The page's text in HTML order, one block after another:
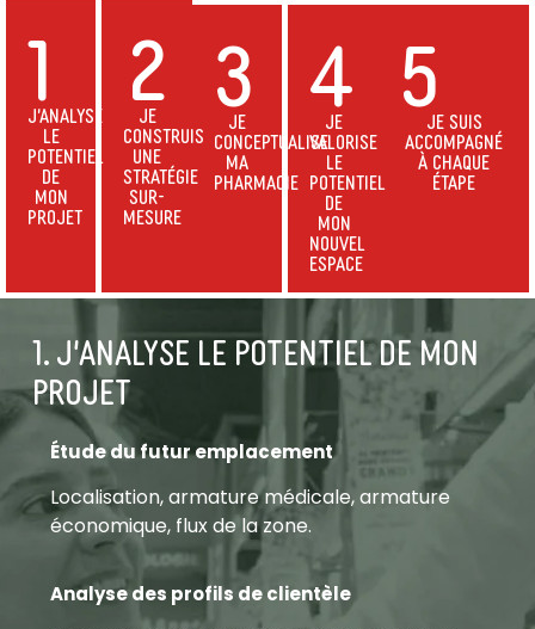
1
J'ANALYSE
LE
POTENTIEL
DE
MON
PROJET
2
JE
CONSTRUIS
UNE
STRATÉGIE
SUR-
MESURE
3
JE
CONCEPTUALISE
MA
PHARMACIE
4
JE
VALORISE
LE
POTENTIEL
DE
MON
NOUVEL
ESPACE
5JE SUIS
ACCOMPAGNÉ
À CHAQUE
ÉTAPE
1. j'Analyse le potentiel de mon
projet
Étude du futur emplacement
Localisation, armature médicale, armature
économique, flux de la zone.
Analyse des profils de clientèle